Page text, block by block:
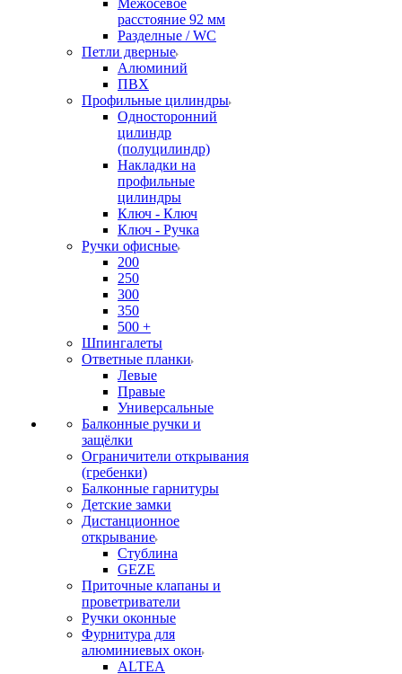
Межосевое
расстояние 92 мм
Разделные / WC
Петли дверные
Алюминий
ПВХ
Профильные цилиндры
Односторонний
цилиндр
(полуцилиндр)
Накладки на
профильные
цилиндры
Ключ - Ключ
Ключ - Ручка
Ручки офисные
200
250
300
350
500 +
Шпингалеты
Ответные планки
Левые
Правые
Универсальные
Балконные ручки и
защёлки
Ограничители открывания
(гребенки)
Балконные гарнитуры
Детские замки
Дистанционное
открывание
Стублина
GEZE
Приточные клапаны и
проветриватели
Ручки оконные
Фурнитура для
алюминиевых окон
ALTEA